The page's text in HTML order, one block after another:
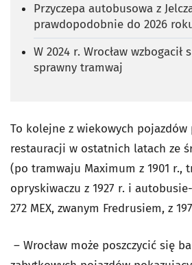
Przyczepa autobusowa z
prawdopodobnie do 2026
W 2024 r. Wrocław wzbogacił
sprawny tramwaj
To kolejne z wiekowych pojazdów
restauracji w ostatnich latach ze
(po tramwaju Maximum z 1901 r.,
opryskiwaczu z 1927 r. i
272 MEX, zwanym Fredrusiem, z
– Wrocław może poszczycić się